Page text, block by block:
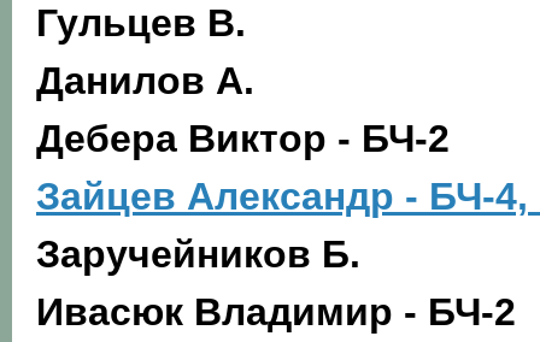
Гульцев В.
Данилов А.
Дебера Виктор - БЧ-2
Зайцев Александр - БЧ-
Заручейников Б.
Ивасюк Владимир - БЧ-2